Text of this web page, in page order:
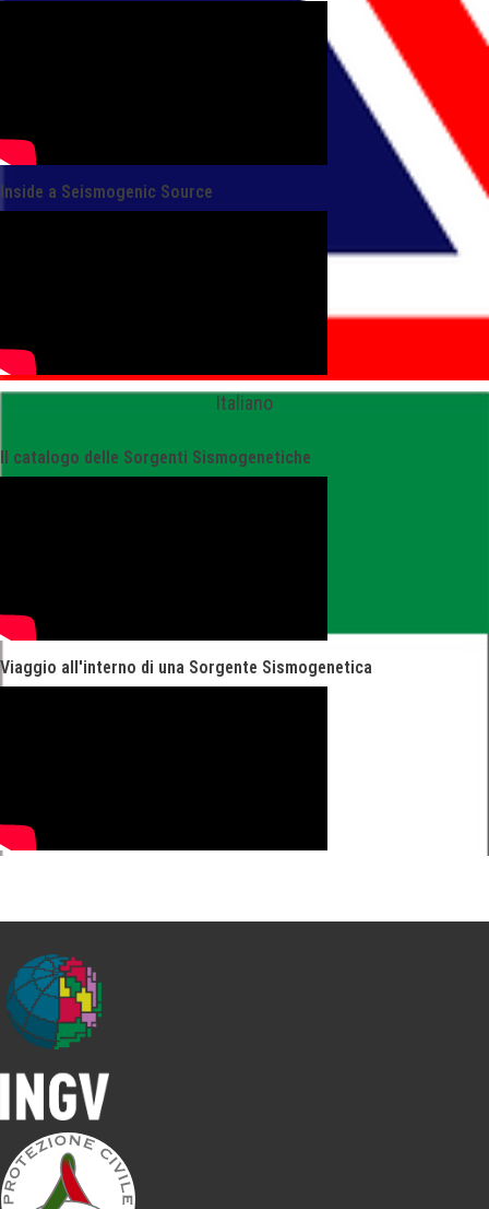
Inside a Seismogenic Source
Italiano
Il catalogo delle Sorgenti Sismogenetiche
Viaggio all'interno di una Sorgente Sismogenetica